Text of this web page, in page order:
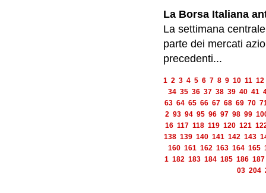
La Borsa Italiana
La settimana
parte dei mercati
precedenti...
1 2 3 4 5 6 7 8 9 10 11 12
34 35 36 37 38 39 40 41
63 64 65 66 67 68 69 70
2 93 94 95 96 97 98 99
16 117 118 119 120 121
138 139 140 141 142 143
160 161 162 163 164 165
1 182 183 184 185 186 187
03 204